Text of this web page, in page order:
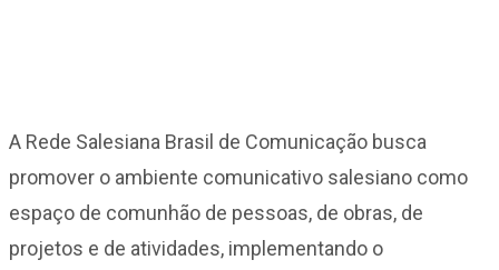
A Rede Salesiana Brasil de Comunicação busca
promover o ambiente comunicativo salesiano como
espaço de comunhão de pessoas, de obras, de
projetos e de atividades, implementando o